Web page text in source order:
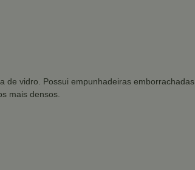
vidro. Possui empunhadeiras emborrachadas,
mais densos.